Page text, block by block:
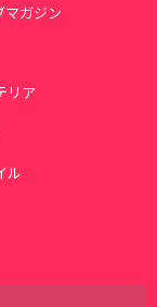
ガジン
リア
ル